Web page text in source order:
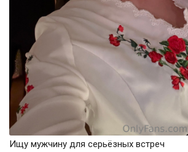
Ищу мужчину для серьёзных встреч